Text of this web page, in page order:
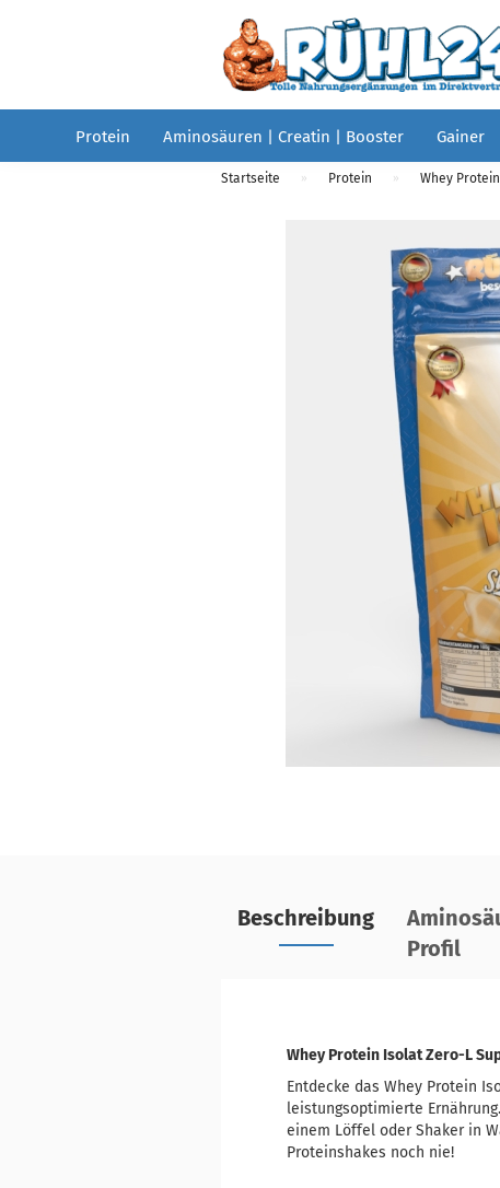
Protein Aminosäuren | Creatin | Booster Gainer
Startseite » Protein » Whey
Beschreibung
Profil
Whey Protein Isolat Zero-L
Entdecke das Whey Protein
leistungsoptimierte
einem Löffel oder Shaker in
Proteinshakes noch nie!